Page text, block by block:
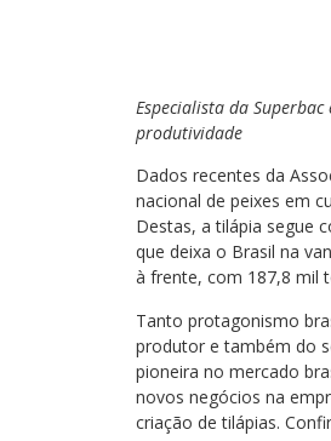
Especialista da
produtividade
Dados recentes da
nacional de peixes em
Destas, a tilápia segue
que deixa o Brasil na
à frente, com 187,8 mil
Tanto protagonismo
produtor e também do
pioneira no mercado
novos negócios na
criação de tilápias.